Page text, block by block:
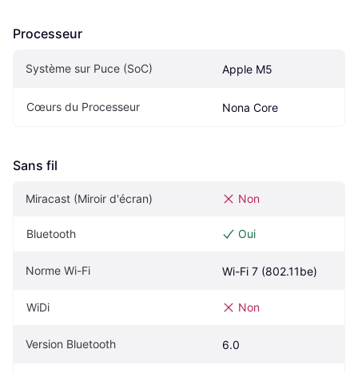
Processeur
Système sur Puce (SoC) Apple M5
Cœurs du Processeur Nona Core
Sans fil
Miracast (Miroir d'écran) Non
Bluetooth Oui
Norme Wi-Fi Wi-Fi 7 (802.11be)
WiDi Non
Version Bluetooth 6.0